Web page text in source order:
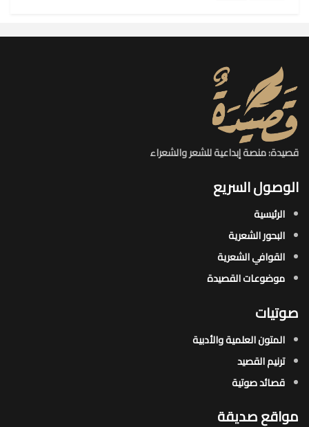
قصيدة: منصة إبداعية للشعر والشعراء
الوصول السريع
الرئيسية
البحور الشعرية​
القوافي الشعرية​
موضوعات القصيدة​
صوتيات
المتون العلمية والأدبية
ترنيم القصيد
قصائد صوتية
مواقع صديقة